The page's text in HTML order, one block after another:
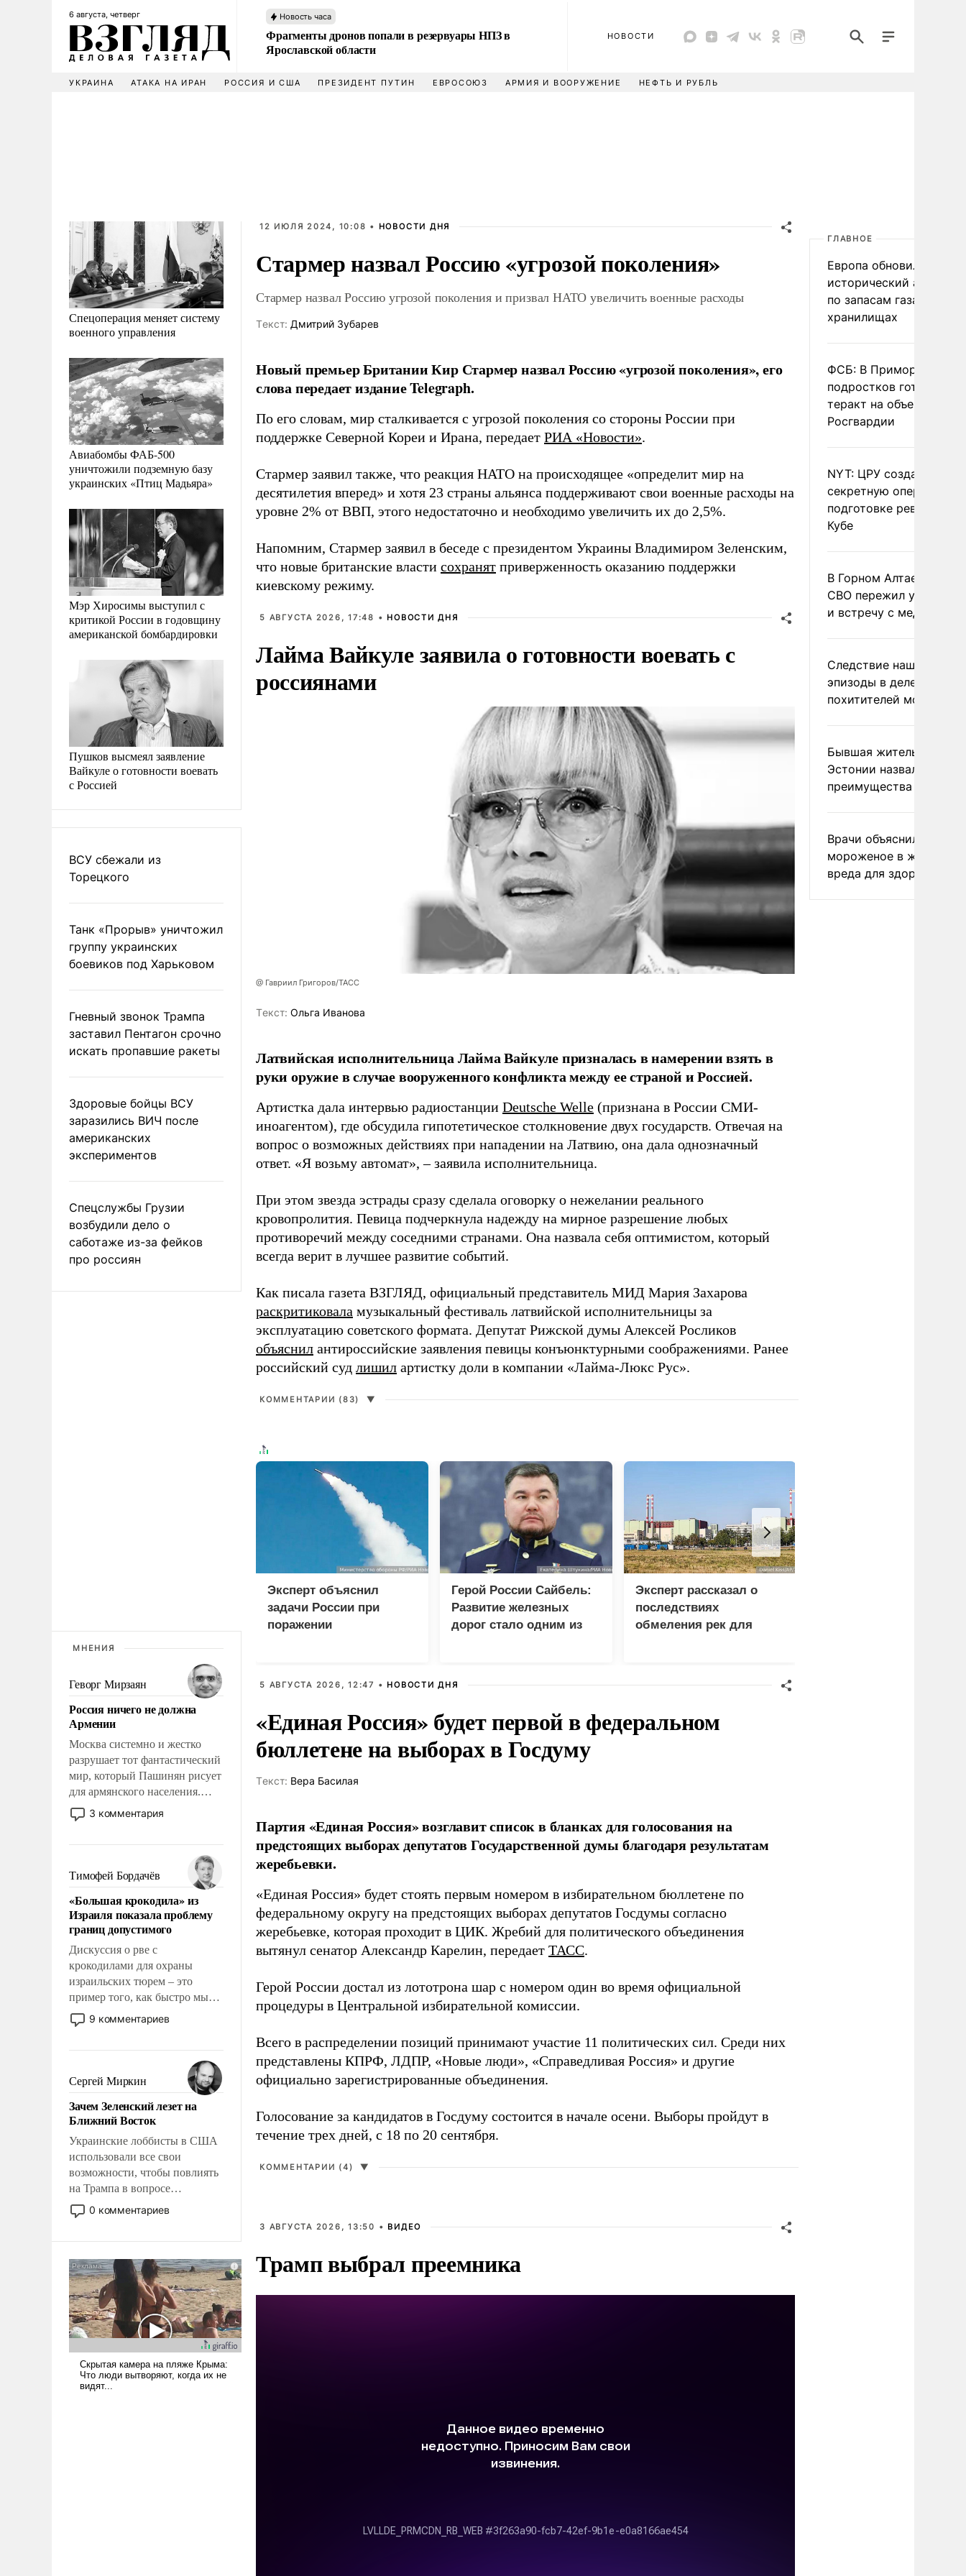
6 августа, четверг Новость часа
Фрагменты дронов попали в резервуары НПЗ в
Ярославской области
НОВОСТИ
УКРАИНА АТАКА НА ИРАН РОССИЯ И США ПРЕЗИДЕНТ ПУТИН ЕВРОСОЮЗ АРМИЯ И ВООРУЖЕНИЕ НЕФТЬ И РУБЛЬ
Спецоперация меняет систему
военного управления
Авиабомбы ФАБ-500
уничтожили подземную базу
украинских «Птиц Мадьяра»
Мэр Хиросимы выступил с
критикой России в годовщину
американской бомбардировки
Пушков высмеял заявление
Вайкуле о готовности воевать
с Россией
ВСУ сбежали из
Торецкого
Танк «Прорыв» уничтожил
группу украинских
боевиков под Харьковом
Гневный звонок Трампа
заставил Пентагон срочно
искать пропавшие ракеты
Здоровые бойцы ВСУ
заразились ВИЧ после
американских
экспериментов
Спецслужбы Грузии
возбудили дело о
саботаже из-за фейков
про россиян
МНЕНИЯ
Геворг Мирзаян
Россия ничего не должна
Армении
Москва системно и жестко
разрушает тот фантастический
мир, который Пашинян рисует
для армянского населения.
Мир, где этому населению все
должны просто по
политические прожекты будут
беспрекословно оплачиваться
за счет российских
налогоплательщиков и где за
свои поступки не нужно
отвечать.
3 комментария
Тимофей Бордачёв
«Большая крокодила» из
Израиля показала проблему
границ допустимого
Дискуссия о рве с
крокодилами для охраны
израильских тюрем – это
пример того, как быстро мы
двигаемся по пути
революционных изменений.
псевдонаучной фантастики,
стало всерьез обсуждаемой
идеей.
9 комментариев
Сергей Миркин
Зачем Зеленский лезет на
Ближний Восток
Украинские лоббисты в США
использовали все свои
возможности, чтобы повлиять
на Трампа в вопросе
предоставления вооружений
своим нанимателям. Вероятно,
голову мысль: хорошо бы
продемонстрировать, что
Украина вступила в
вооруженное противостояние
с Ираном.
0 комментариев
12 ИЮЛЯ 2024, 10:08 • НОВОСТИ ДНЯ
Стармер назвал Россию «угрозой поколения»
Стармер назвал Россию угрозой поколения и призвал НАТО увеличить военные расходы
Tекст: Дмитрий Зубарев
Новый премьер Британии Кир Стармер назвал Россию «угрозой поколения», его
слова передает издание Telegraph.
По его словам, мир сталкивается с угрозой поколения со стороны России при
поддержке Северной Кореи и Ирана, передает РИА «Новости».
Стармер заявил также, что реакция НАТО на происходящее «определит мир на
десятилетия вперед» и хотя 23 страны альянса поддерживают свои военные расходы на
уровне 2% от ВВП, этого недостаточно и необходимо увеличить их до 2,5%.
Напомним, Стармер заявил в беседе с президентом Украины Владимиром Зеленским,
что новые британские власти сохранят приверженность оказанию поддержки
киевскому режиму.
5 АВГУСТА 2026, 17:48 • НОВОСТИ ДНЯ
Лайма Вайкуле заявила о готовности воевать с
россиянами
@ Гавриил Григоров/ТАСС
Tекст: Ольга Иванова
Латвийская исполнительница Лайма Вайкуле призналась в намерении взять в
руки оружие в случае вооруженного конфликта между ее страной и Россией.
Артистка дала интервью радиостанции Deutsche Welle (признана в России СМИ-
иноагентом), где обсудила гипотетическое столкновение двух государств. Отвечая на
вопрос о возможных действиях при нападении на Латвию, она дала однозначный
ответ. «Я возьму автомат», – заявила исполнительница.
При этом звезда эстрады сразу сделала оговорку о нежелании реального
кровопролития. Певица подчеркнула надежду на мирное разрешение любых
противоречий между соседними странами. Она назвала себя оптимистом, который
всегда верит в лучшее развитие событий.
Как писала газета ВЗГЛЯД, официальный представитель МИД Мария Захарова
раскритиковала музыкальный фестиваль латвийской исполнительницы за
эксплуатацию советского формата. Депутат Рижской думы Алексей Росликов
объяснил антироссийские заявления певицы конъюнктурными соображениями. Ранее
российский суд лишил артистку доли в компании «Лайма-Люкс Рус».
КОММЕНТАРИИ (83) ▼
Эксперт объяснил
задачи России при
поражении
Герой России Сайбель:
Развитие железных
дорог стало одним из
Эксперт рассказал о
последствиях
обмеления рек для
5 АВГУСТА 2026, 12:47 • НОВОСТИ ДНЯ
«Единая Россия» будет первой в федеральном
бюллетене на выборах в Госдуму
Tекст: Вера Басилая
Партия «Единая Россия» возглавит список в бланках для голосования на
предстоящих выборах депутатов Государственной думы благодаря результатам
жеребьевки.
«Единая Россия» будет стоять первым номером в избирательном бюллетене по
федеральному округу на предстоящих выборах депутатов Госдумы согласно
жеребьевке, которая проходит в ЦИК. Жребий для политического объединения
вытянул сенатор Александр Карелин, передает ТАСС.
Герой России достал из лототрона шар с номером один во время официальной
процедуры в Центральной избирательной комиссии.
Всего в распределении позиций принимают участие 11 политических сил. Среди них
представлены КПРФ, ЛДПР, «Новые люди», «Справедливая Россия» и другие
официально зарегистрированные объединения.
Голосование за кандидатов в Госдуму состоится в начале осени. Выборы пройдут в
течение трех дней, с 18 по 20 сентября.
КОММЕНТАРИИ (4) ▼
3 АВГУСТА 2026, 13:50 • ВИДЕО
Трамп выбрал преемника
ГЛАВНОЕ
Европа обновила
исторический
по запасам газа в
хранилищах
ФСБ: В Приморье трое
подростков готовили
теракт на объекте
Росгвардии
NYT: ЦРУ создало
секретную опергруппу
подготовке революции
Кубе
В Горном Алтае
СВО пережил удар
и встречу с медведем
Следствие нашло
эпизоды в деле
похитителей москвичек
Бывшая жительница
Эстонии назвала
преимущества России
Врачи объяснили, как
мороженое в жару без
вреда для здоровья